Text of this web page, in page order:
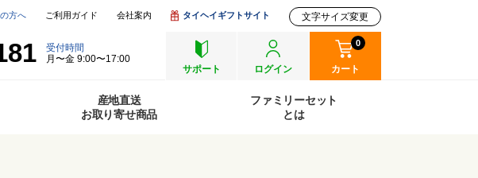
受付時間
月〜金 9:00〜17:00
サポート
ログイン カート
0
方へ ご利用ガイド 会社案内 タイヘイギフトサイト 文字サイズ変更
産地直送
お取り寄せ商品
ファミリーセット
とは